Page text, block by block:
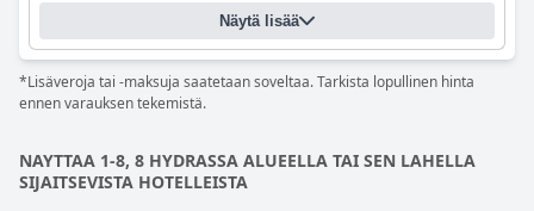
Näytä lisää
*Lisäveroja tai -maksuja saatetaan soveltaa. Tarkista lopullinen hinta
ennen varauksen tekemistä.
NAYTTAA 1-8, 8 HYDRASSA ALUEELLA TAI SEN LAHELLA
SIJAITSEVISTA HOTELLEISTA